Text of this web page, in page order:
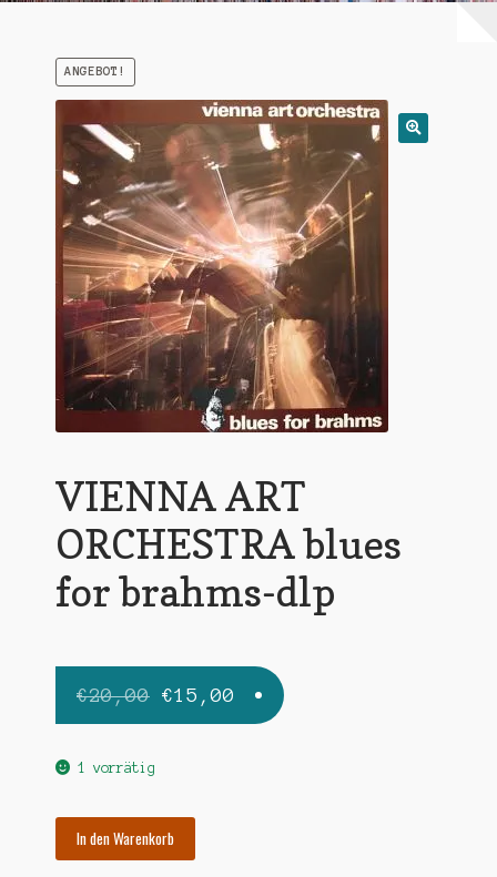
Mein Konto
ANGEBOT!
VIENNA ART
ORCHESTRA blues
for brahms-dlp
€20,00 Ursprünglicher
Preis
€15,00 Aktueller
Preis
1 vorrätig
In den Warenkorb